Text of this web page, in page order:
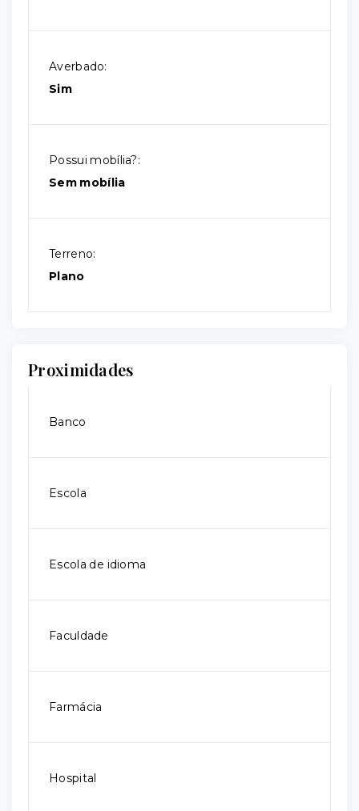
Averbado:
Sim
Possui mobília?:
Sem mobília
Terreno:
Plano
Proximidades
Banco
Escola
Escola de idioma
Faculdade
Farmácia
Hospital